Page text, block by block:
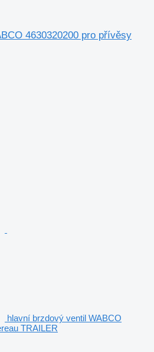
4630320200 pro přívěsy
hlavní brzdový ventil WABCO
TRAILER